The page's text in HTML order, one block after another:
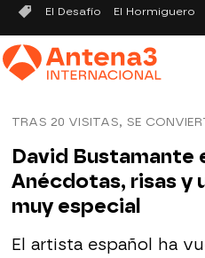
El Desafío El Hormiguero
TRAS 20 VISITAS, SE
David Bustamante
Anécdotas, risas y
muy especial
El artista español ha